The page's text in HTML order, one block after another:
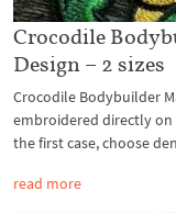
Crocodile
Design – 2 sizes
Crocodile Bodybuilder
embroidered directly on
the first case, choose
read more